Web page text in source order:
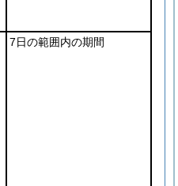
7日の範囲内の期間